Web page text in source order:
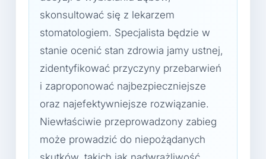
skonsultować się z lekarzem
stomatologiem. Specjalista będzie w
stanie ocenić stan zdrowia jamy ustnej,
zidentyfikować przyczyny przebarwień
i zaproponować najbezpieczniejsze
oraz najefektywniejsze rozwiązanie.
Niewłaściwie przeprowadzony zabieg
może prowadzić do niepożądanych